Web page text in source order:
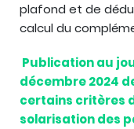
plafond et de
calcul du
Publication au
décembre 2024
certains critères
solarisation des